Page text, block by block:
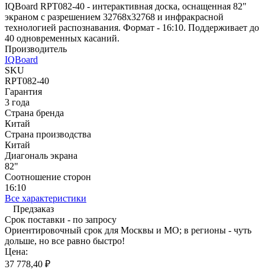
IQBoard RPT082-40 - интерактивная доска, оснащенная 82"
экраном с разрешением 32768x32768 и инфракрасной
технологией распознавания. Формат - 16:10. Поддерживает до
40 одновременных касаний.
Производитель
IQBoard
SKU
RPT082-40
Гарантия
3 года
Страна бренда
Китай
Страна производства
Китай
Диагональ экрана
82"
Соотношение сторон
16:10
Все характеристики
Предзаказ
Срок поставки - по запросу
Ориентировочный срок для Москвы и МО; в регионы - чуть
дольше, но все равно быстро!
Цена:
37 778,40 ₽